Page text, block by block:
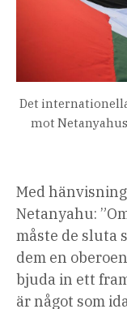
Det
mot
Med
Netanyahu:
måste de sluta
dem en
bjuda in ett
är något som